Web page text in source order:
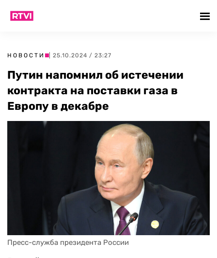
НОВОСТИ | 25.10.2024 / 23:27
Путин напомнил об истечении
контракта на поставки газа в
Европу в декабре
Пресс-служба президента России